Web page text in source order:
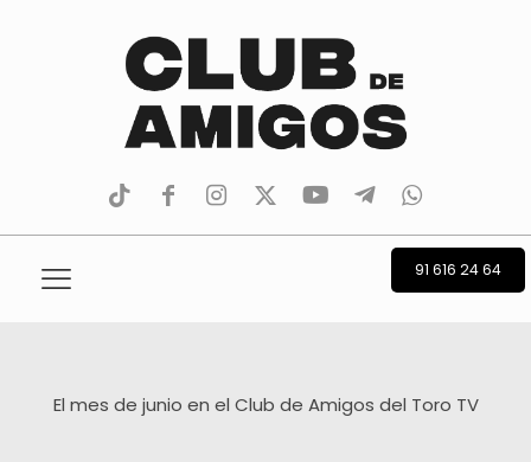
tiktokfacebookinstagram
TwitterYoutubeTelegramwhatsapp
91 616 24 64
El mes de junio en el Club de Amigos del Toro TV